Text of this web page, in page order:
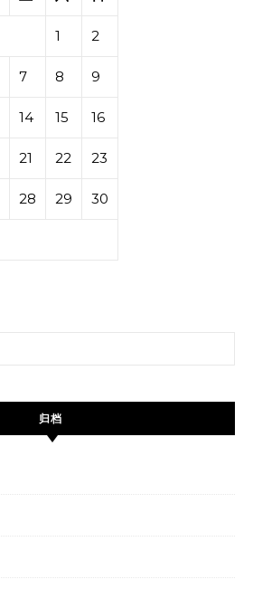
1 2
7 8 9
14 15 16
21 22 23
28 29 30
归档